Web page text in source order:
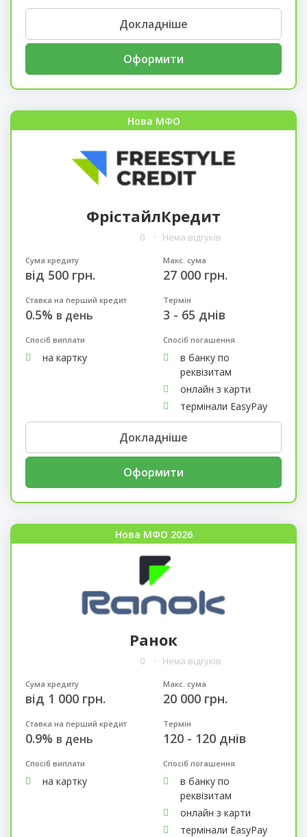
Докладніше
Оформити
Нова МФО
ФрістайлКредит
0 Нема відгуків
Сума кредиту
від 500 грн.
Макс. сума
27 000 грн.
Ставка на перший кредит
0.5% в день
Термін
3 - 65 днів
Спосіб виплати
на картку
Спосіб погашення
в банку по
реквізитам
онлайн з карти
термінали EasyPay
Докладніше
Оформити
Нова МФО 2026
Ранок
0 Нема відгуків
Сума кредиту
від 1 000 грн.
Макс. сума
20 000 грн.
Ставка на перший кредит
0.9% в день
Термін
120 - 120 днів
Спосіб виплати
на картку
Спосіб погашення
в банку по
реквізитам
онлайн з карти
термінали EasyPay